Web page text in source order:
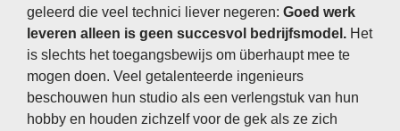
geleerd die veel technici liever negeren: Goed werk
leveren alleen is geen succesvol bedrijfsmodel. Het
is slechts het toegangsbewijs om überhaupt mee te
mogen doen. Veel getalenteerde ingenieurs
beschouwen hun studio als een verlengstuk van hun
hobby en houden zichzelf voor de gek als ze zich